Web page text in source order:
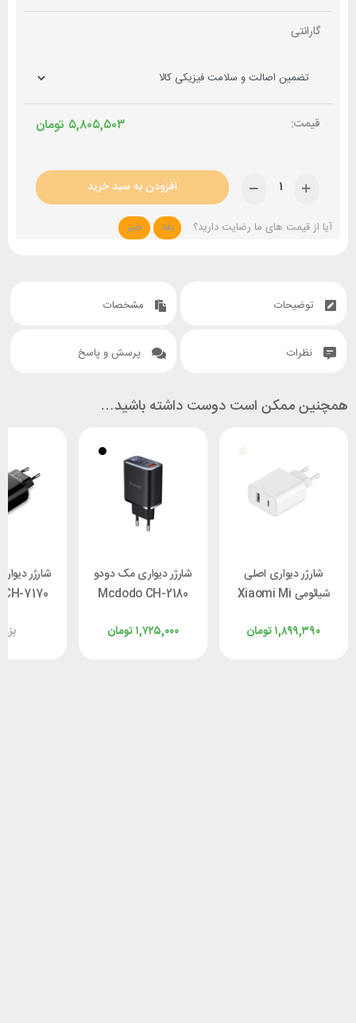
گارانتی
تومان ۵,۸۰۵,۵۰۳
افزودن به سبد خرید
آیا از قیمت های ما رضایت دارید؟ بله خیر
توضیحات مشخصات
نظرات پرسش و پاسخ
همچنین ممکن است دوست داشته باشید…
شارژر دیواری اصلی
شیائومی Xiaomi Mi
AD332EU توان 33
تومان۱,۸۹۹,۳۹۰
شارژر دیواری مک دودو
Mcdodo CH-2180
تومان۱,۷۲۵,۰۰۰
شارژر
7170